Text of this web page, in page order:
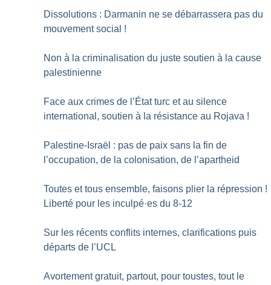
Dissolutions : Darmanin ne se débarrassera pas du
mouvement social !
Non à la criminalisation du juste soutien à la cause
palestinienne
Face aux crimes de l’État turc et au silence
international, soutien à la résistance au Rojava !
Palestine-Israël : pas de paix sans la fin de
l’occupation, de la colonisation, de l’apartheid
Toutes et tous ensemble, faisons plier la répression !
Liberté pour les inculpé·es du 8-12
Sur les récents conflits internes, clarifications puis
départs de l’UCL
Avortement gratuit, partout, pour toustes, tout le